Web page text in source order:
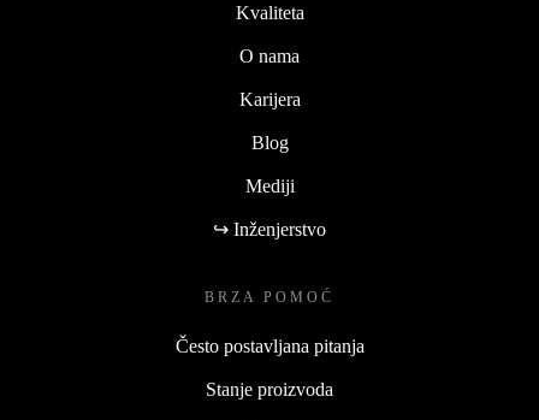
Kvaliteta
O nama
Karijera
Blog
Mediji
↪ Inženjerstvo
BRZA POMOĆ
Često postavljana pitanja
Stanje proizvoda